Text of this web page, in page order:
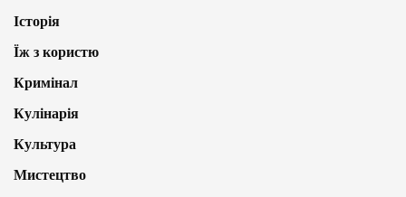
Історія
Їж з користю
Кримінал
Кулінарія
Культура
Мистецтво